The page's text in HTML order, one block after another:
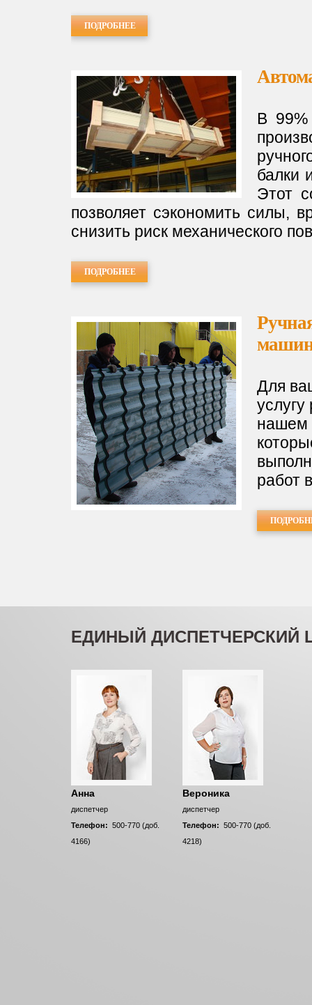
ПОДРОБНЕЕ
В 99%
балки
Этот
позволяет сэкономить силы,
снизить риск механического
ПОДРОБНЕЕ
Для
услугу
нашем
работ
ЕДИНЫЙ ДИСПЕТЧЕРСКИЙ
Анна
диспетчер
Телефон: 500-770 (доб.
4166)
Вероника
диспетчер
Телефон: 500-770 (доб.
4218)